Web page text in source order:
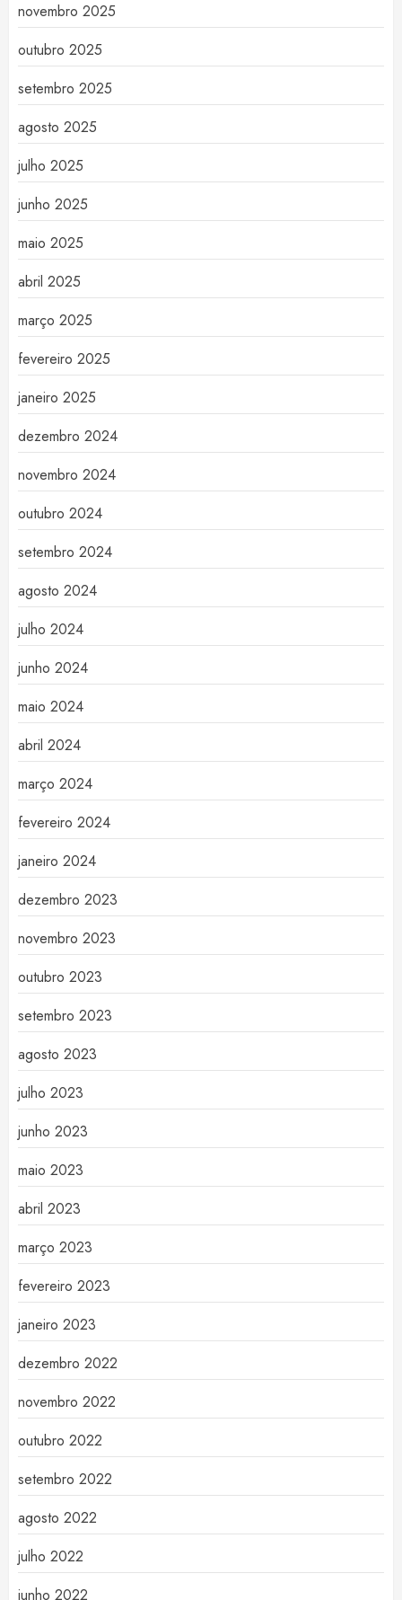
novembro 2025
outubro 2025
setembro 2025
agosto 2025
julho 2025
junho 2025
maio 2025
abril 2025
março 2025
fevereiro 2025
janeiro 2025
dezembro 2024
novembro 2024
outubro 2024
setembro 2024
agosto 2024
julho 2024
junho 2024
maio 2024
abril 2024
março 2024
fevereiro 2024
janeiro 2024
dezembro 2023
novembro 2023
outubro 2023
setembro 2023
agosto 2023
julho 2023
junho 2023
maio 2023
abril 2023
março 2023
fevereiro 2023
janeiro 2023
dezembro 2022
novembro 2022
outubro 2022
setembro 2022
agosto 2022
julho 2022
junho 2022